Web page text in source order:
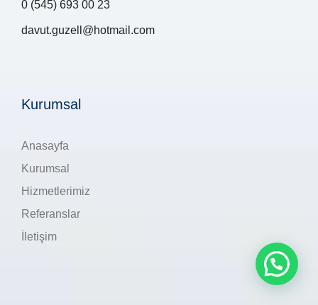
0 (545) 693 00 23
davut.guzell@hotmail.com
Kurumsal
Anasayfa
Kurumsal
Hizmetlerimiz
Referanslar
İletişim